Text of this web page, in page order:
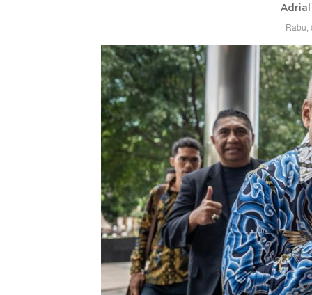
Adrial
Rabu,